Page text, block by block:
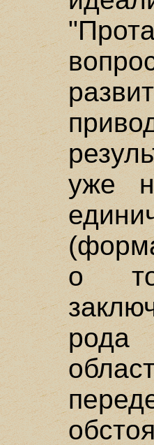
уже
о
рода